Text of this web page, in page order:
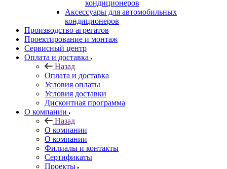
кондиционеров
Аксессуары для автомобильных
кондиционеров
Производство агрегатов
Проектирование и монтаж
Сервисный центр
Оплата и доставка
Назад
Оплата и доставка
Условия оплаты
Условия доставки
Дисконтная программа
О компании
Назад
О компании
О компании
Филиалы и контакты
Сертификаты
Проекты